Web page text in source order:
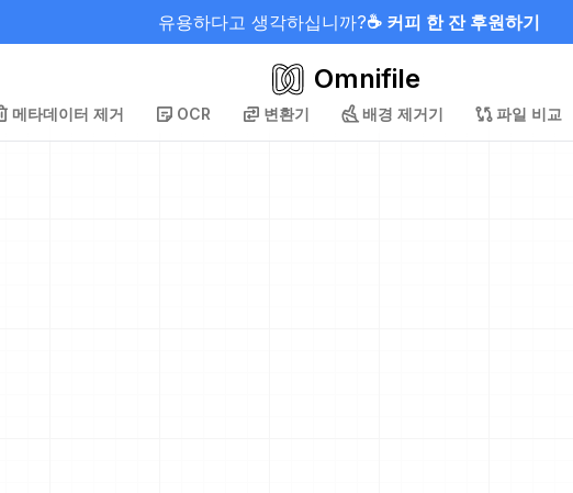
유용하다고 생각하십니까?☕ 커피 한 잔 후원하기
Omnifile
메타데이터 제거 OCR 변환기 배경 제거기 파일 비교